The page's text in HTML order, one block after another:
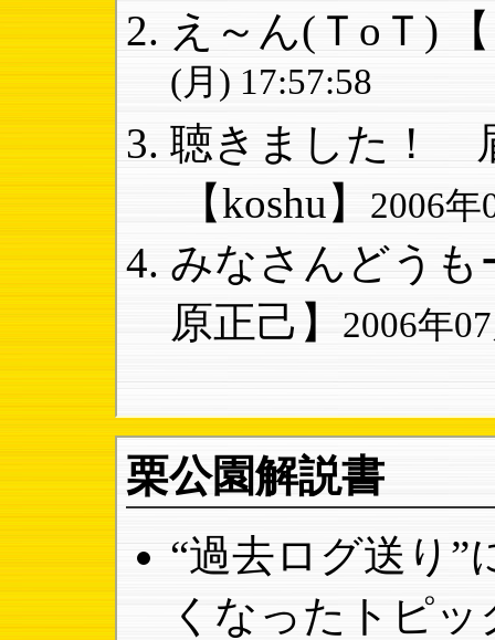
え～ん(ＴoＴ)
(月) 17:57:58
聴きました！
【koshu】
2006年
みなさんどうも
原正己】
2006年
栗公園解説書
“過去ログ送り
くなったトピ